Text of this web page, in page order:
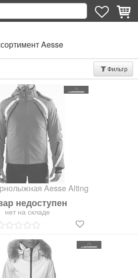
Aesse
Фильтр
Aesse Alting
недоступен
нет на складе